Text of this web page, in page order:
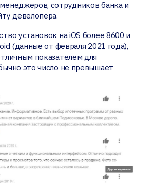
сотрудников банка и
девелопера.
установок на iOS более 8600 и
(данные от февраля 2021 года),
показателем для
это число не превышает